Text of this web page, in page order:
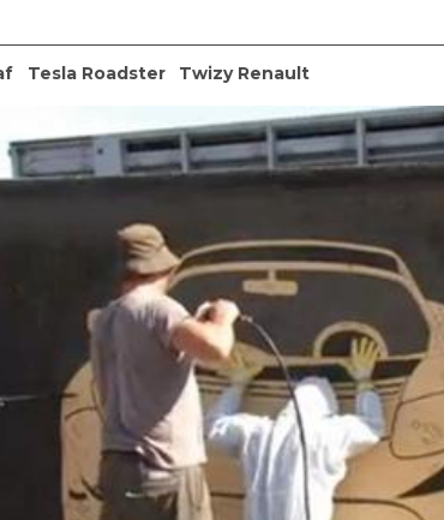
Tesla Roadster Twizy Renault